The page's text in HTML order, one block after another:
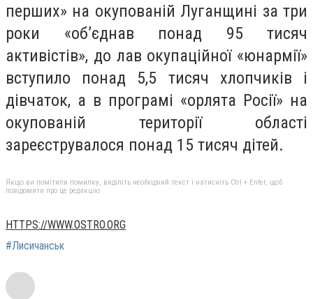
перших» на окупованій Луганщині за три
роки «об’єднав понад 95 тисяч
активістів», до лав окупаційної «юнармії»
вступило понад 5,5 тисяч хлопчиків і
дівчаток, а в програмі «орлята Росії» на
окупованій території області
зареєструвалося понад 15 тисяч дітей.
Якщо ви помітили помилку, виділіть необхідний текст і натисніть Ctrl + Enter, щоб
повідомити про це редакцію
HTTPS://WWW.OSTRO.ORG
#Лисичанськ